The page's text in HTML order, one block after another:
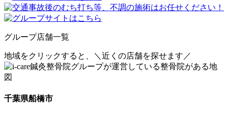
グループ店舗一覧
地域をクリックすると、 ＼近くの店舗を探せます／
千葉県船橋市